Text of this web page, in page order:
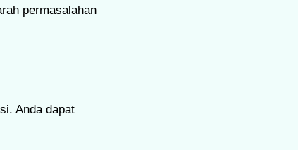
permasalahan
Anda dapat